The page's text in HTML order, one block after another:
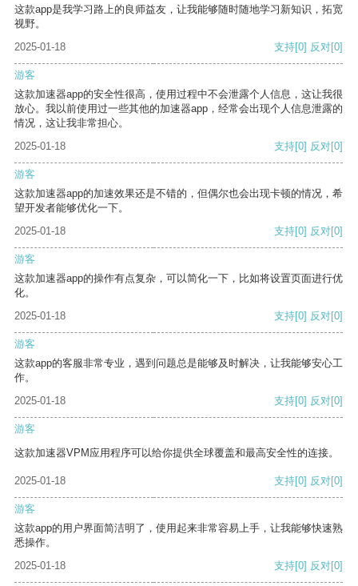
这款app是我学习路上的良师益友，让我能够随时随地学习新知识，拓宽
视野。
2025-01-18
支持[0] 反对[0]
游客
这款加速器app的安全性很高，使用过程中不会泄露个人信息，这让我很
放心。我以前使用过一些其他的加速器app，经常会出现个人信息泄露的
情况，这让我非常担心。
2025-01-18
支持[0] 反对[0]
游客
这款加速器app的加速效果还是不错的，但偶尔也会出现卡顿的情况，希
望开发者能够优化一下。
2025-01-18
支持[0] 反对[0]
游客
这款加速器app的操作有点复杂，可以简化一下，比如将设置页面进行优
化。
2025-01-18
支持[0] 反对[0]
游客
这款app的客服非常专业，遇到问题总是能够及时解决，让我能够安心工
作。
2025-01-18
支持[0] 反对[0]
游客
这款加速器VPM应用程序可以给你提供全球覆盖和最高安全性的连接。
2025-01-18 支持[0] 反对[0]
游客
这款app的用户界面简洁明了，使用起来非常容易上手，让我能够快速熟
悉操作。
2025-01-18
支持[0] 反对[0]